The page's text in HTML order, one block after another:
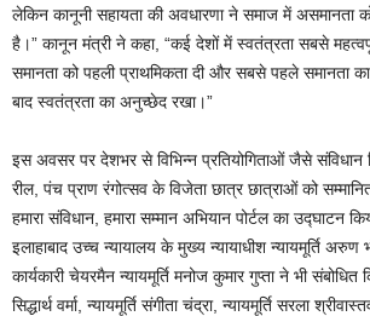
लेकिन कानूनी सहायता की अवधारणा ने समाज में असमानता
है।” कानून मंत्री ने कहा, “कई देशों में स्वतंत्रता सबसे
समानता को पहली प्राथमिकता दी और सबसे पहले
बाद स्वतंत्रता का अनुच्छेद रखा।”
इस अवसर पर देशभर से विभिन्न प्रतियोगिताओं जैसे
रील, पंच प्राण रंगोत्सव के विजेता छात्र छात्राओं को सम्मानित
हमारा संविधान, हमारा सम्मान अभियान पोर्टल का उद्घाटन
इलाहाबाद उच्च न्यायालय के मुख्य न्यायाधीश न्यायमूर्ति
कार्यकारी चेयरमैन न्यायमूर्ति मनोज कुमार गुप्ता ने भी संबोधित
सिद्धार्थ वर्मा, न्यायमूर्ति संगीता चंद्रा, न्यायमूर्ति सरला